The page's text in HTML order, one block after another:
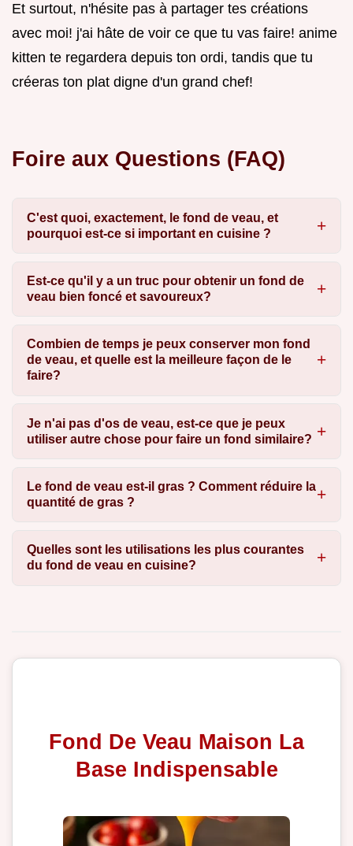
Et surtout, n'hésite pas à partager tes créations
avec moi! j'ai hâte de voir ce que tu vas faire! anime
kitten te regardera depuis ton ordi, tandis que tu
créeras ton plat digne d'un grand chef!
Foire aux Questions (FAQ)
C'est quoi, exactement, le fond de veau, et
pourquoi est-ce si important en cuisine ?
Est-ce qu'il y a un truc pour obtenir un fond de
veau bien foncé et savoureux?
Combien de temps je peux conserver mon fond
de veau, et quelle est la meilleure façon de le
faire?
Je n'ai pas d'os de veau, est-ce que je peux
utiliser autre chose pour faire un fond similaire?
Le fond de veau est-il gras ? Comment réduire la
quantité de gras ?
Quelles sont les utilisations les plus courantes
du fond de veau en cuisine?
Fond De Veau Maison La
Base Indispensable